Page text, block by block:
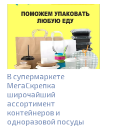
В супермаркете
МегаСкрепка
широчайший
ассортимент
контейнеров и
одноразовой посуды